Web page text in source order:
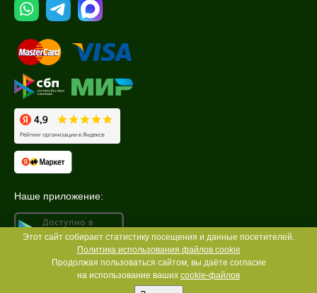
Наше приложение:
Этот сайт собирает статистику посещения и данные посетителей.
Политика использования файлов cookie
Продолжая пользоваться сайтом, вы даёте согласие
на использование ваших cookie-файлов